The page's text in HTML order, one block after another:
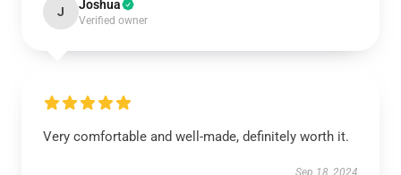
J Joshua
Verified owner
Very comfortable and well-made, definitely worth it.
Sep 18, 2024